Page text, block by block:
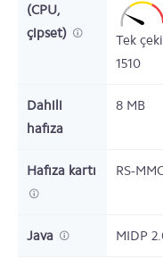
(CPU,
çipset)
Tek
1510
Dahili
hafıza
8 MB
Hafıza kartı RS-
Java MIDP